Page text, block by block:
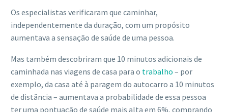
Os especialistas verificaram que caminhar,
independentemente da duração, com um propósito
aumentava a sensação de saúde de uma pessoa.
Mas também descobriram que 10 minutos adicionais de
caminhada nas viagens de casa para o trabalho – por
exemplo, da casa até à paragem do autocarro a 10 minutos
de distância – aumentava a probabilidade de essa pessoa
ter uma pontuação de saúde mais alta em 6%, comprando